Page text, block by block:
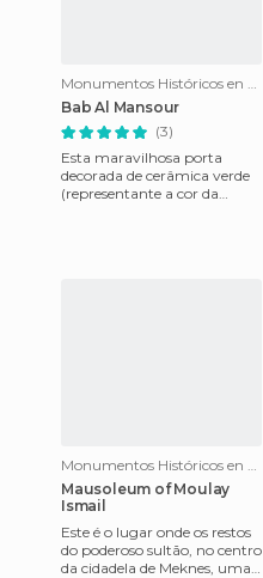
Monumentos Históricos en Mequínez
Bab Al Mansour
(3)
Esta maravilhosa porta
decorada de cerâmica verde
(representante a cor da
Monumentos Históricos en Mequínez
Mausoleum of Moulay
Ismail
Este é o lugar onde os restos
do poderoso sultão, no centro
da cidadela de Meknes, uma